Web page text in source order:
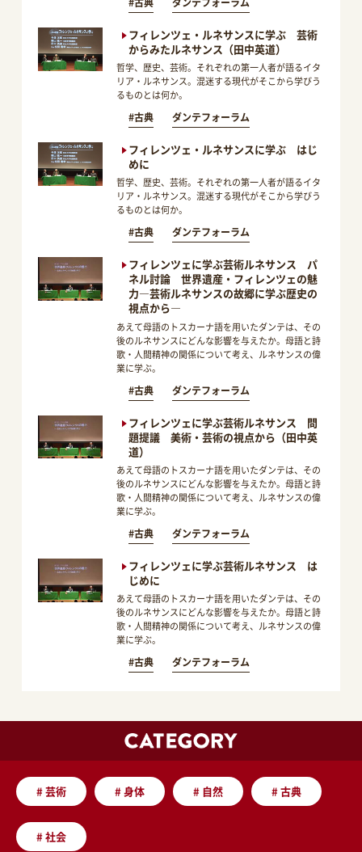
フィレンツェ・ルネサンスに学ぶ 芸術
からみたルネサンス（田中英道）
哲学、歴史、芸術。それぞれの第一人者が語るイタ
リア・ルネサンス。混迷する現代がそこから学びう
るものとは何か。
#古典 ダンテフォーラム
フィレンツェ・ルネサンスに学ぶ はじ
めに
哲学、歴史、芸術。それぞれの第一人者が語るイタ
リア・ルネサンス。混迷する現代がそこから学びう
るものとは何か。
#古典 ダンテフォーラム
フィレンツェに学ぶ芸術ルネサンス パ
ネル討論 世界遺産・フィレンツェの魅
力―芸術ルネサンスの故郷に学ぶ歴史の
視点から―
あえて母語のトスカーナ語を用いたダンテは、その
後のルネサンスにどんな影響を与えたか。母語と詩
歌・人間精神の関係について考え、ルネサンスの偉
業に学ぶ。
#古典 ダンテフォーラム
フィレンツェに学ぶ芸術ルネサンス 問
題提議 美術・芸術の視点から（田中英
道）
あえて母語のトスカーナ語を用いたダンテは、その
後のルネサンスにどんな影響を与えたか。母語と詩
歌・人間精神の関係について考え、ルネサンスの偉
業に学ぶ。
#古典 ダンテフォーラム
フィレンツェに学ぶ芸術ルネサンス は
じめに
あえて母語のトスカーナ語を用いたダンテは、その
後のルネサンスにどんな影響を与えたか。母語と詩
歌・人間精神の関係について考え、ルネサンスの偉
業に学ぶ。
#古典 ダンテフォーラム
#芸術 #身体 # 自然 #古典
#社会